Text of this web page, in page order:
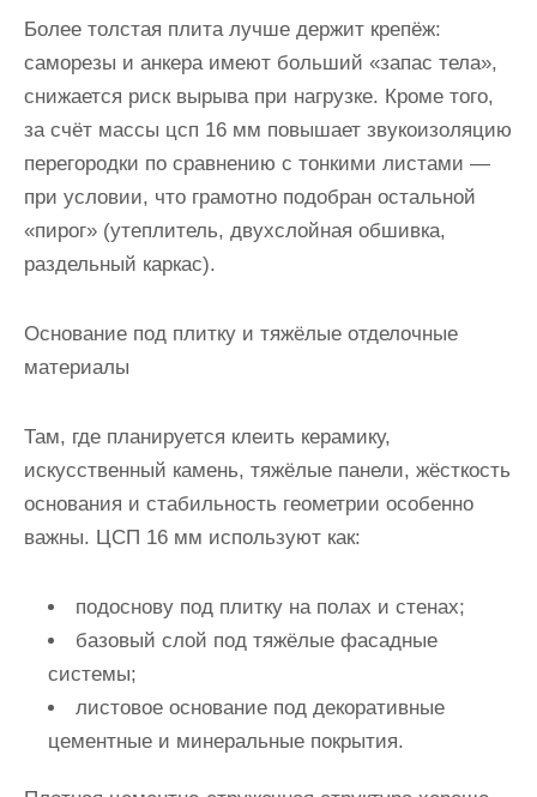
Более толстая плита лучше держит крепёж:
саморезы и анкера имеют больший «запас тела»,
снижается риск вырыва при нагрузке. Кроме того,
за счёт массы цсп 16 мм повышает звукоизоляцию
перегородки по сравнению с тонкими листами —
при условии, что грамотно подобран остальной
«пирог» (утеплитель, двухслойная обшивка,
раздельный каркас).
Основание под плитку и тяжёлые отделочные
материалы
Там, где планируется клеить керамику,
искусственный камень, тяжёлые панели, жёсткость
основания и стабильность геометрии особенно
важны. ЦСП 16 мм используют как:
подоснову под плитку на полах и стенах;
базовый слой под тяжёлые фасадные
системы;
листовое основание под декоративные
цементные и минеральные покрытия.